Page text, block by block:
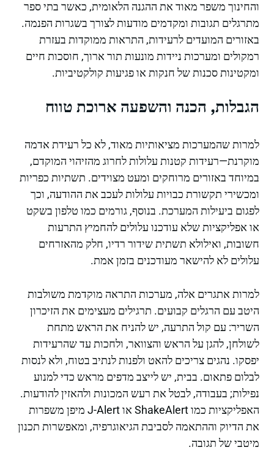
והחינוך משפר מאוד את ההגנה הלאומית, כאשר בתי ספר
מתרגלים תגובות ומקדמים מודעות לצורך בשגרות הפנמה.
באזורים המועדים לרעידות, התראות ממוקדות בעזרת
רמקולים ומערכות ניידות מונעות תור ארוך, חוסכות חיים
ומקטינות סכנות של חנקות או פגיעות קולקטיביות.
הגבלות, הכנה והשפעה ארוכת טווח
למרות שהמערכות מציאותיות מאוד, לא כל רעידת אדמה
מוקרנת—רעידות קטנות עלולות לחרוג מהזיהוי המוקדם,
במיוחד באזורים מרוחקים ומעט מצוידים. תשתיות כפריות
ומכשירי תקשורת כבויות עלולות לעכב את ההודעה, וכך
לפגום ביעילות המערכת. בנוסף, גורמים כמו טלפון בשקט
או אפליקציות שלא עודכנו עלולים להחמיץ התרעות
חשובות, ואילולא תשתית שידור רדיו, חלק מהאזרחים
עלולים לא להישאר מעודכנים בזמן אמת.
למרות אתגרים אלה, מערכות התראה מוקדמת משולבות
היטב עם הרגלים קבועים. תרגילים מעצימים את הזיכרון
השריר: עם קול התרעה, יש להניח את הראש מתחת
לשולחן, להגן על הראש והצוואר, ולחכות עד שהרעידות
יפסקו. נהגים צריכים להאט ולפנות לנתיב בטוח, ולא לנסות
לבלום פתאום. בבית, יש לייצב מדפים מראש כדי למנוע
נפילות; בעבודה, לבטל את רעש המכונות ולהאזין להודעות.
האפליקציות כמו ShakeAlert או J-Alert מיפן משפרות
את הדיוק וההתאמה לסביבת הגיאוגרפיה, ומאפשרות תכנון
מיטבי של תגובה.